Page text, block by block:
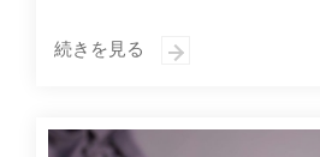
続きを見る